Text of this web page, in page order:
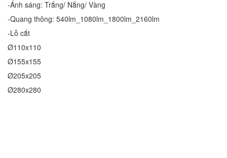
-Ánh sáng: Trắng/ Nắng/ Vàng
-Quang thông: 540lm_1080lm_1800lm_2160lm
-Lỗ cắt
Ø110x110
Ø155x155
Ø205x205
Ø280x280